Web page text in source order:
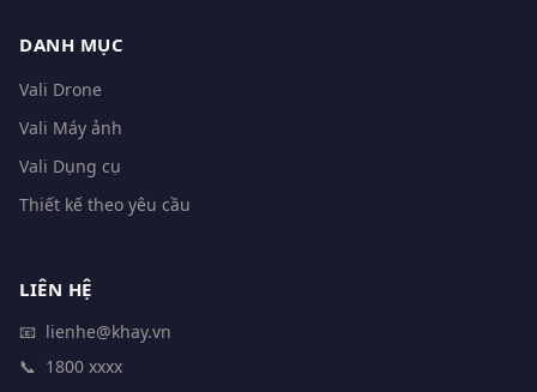
DANH MỤC
Vali Drone
Vali Máy ảnh
Vali Dụng cụ
Thiết kế theo yêu cầu
LIÊN HỆ
📧 lienhe@khay.vn
📞 1800 xxxx